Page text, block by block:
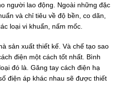
người lao động. Ngoài những đặc
và chỉ tiêu về độ bền, co dãn,
loại vi khuẩn, nấm mốc.
sản xuất thiết kế. Và chế tạo sao
điện một cách tốt nhất. Bình
đó là. Găng tay cách điện hạ
điện áp khác nhau sẽ được thiết